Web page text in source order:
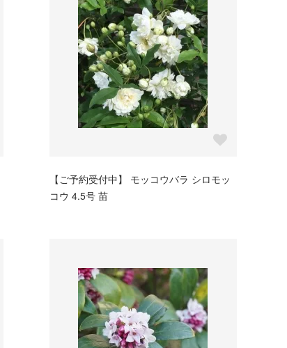
【ご予約受付中】 モッコウバラ シロモッ
コウ 4.5号 苗